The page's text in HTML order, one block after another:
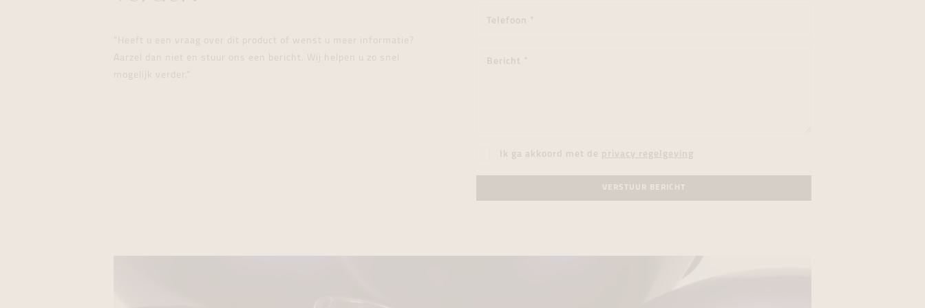
"Heeft u een vraag over dit product of wenst u meer informatie?
Aarzel dan niet en stuur ons een bericht. Wij helpen u zo snel
mogelijk verder."
Ik ga akkoord met de privacy regelgeving
VERSTUUR BERICHT